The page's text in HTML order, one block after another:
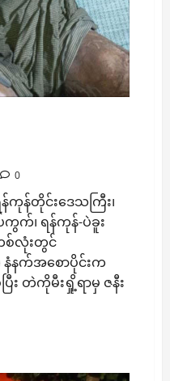
0
န်ကုန်တိုင်းဒေသကြီး၊
ကွက်၊ ရန်ကုန်-ပဲခူး
စ်လုံးတွင်
နံနက်အစောပိုင်းက
ြီး တဲကိုမီးရှို့ရာမှ ဇနီး